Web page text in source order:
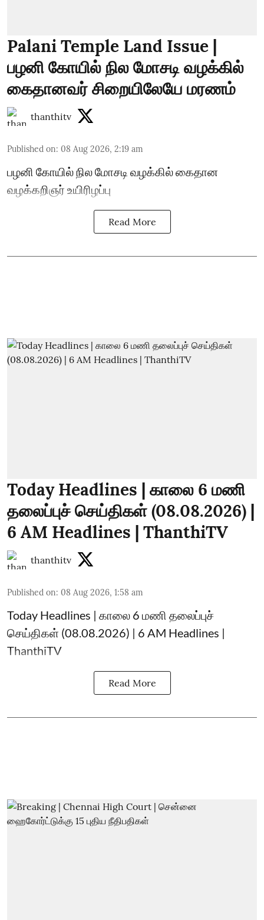
Palani Temple Land Issue |
பழனி கோயில் நில மோசடி வழக்கில்
கைதானவர் சிறையிலேயே மரணம்
thanthitv
Published on: 08 Aug 2026, 2:19 am
பழனி கோயில் நில மோசடி வழக்கில் கைதான
வழக்கறிஞர் உயிரிழப்பு
Read More
Today Headlines | காலை 6 மணி
தலைப்புச் செய்திகள் (08.08.2026) |
6 AM Headlines | ThanthiTV
thanthitv
Published on: 08 Aug 2026, 1:58 am
Today Headlines | காலை 6 மணி தலைப்புச்
செய்திகள் (08.08.2026) | 6 AM Headlines |
ThanthiTV
Read More